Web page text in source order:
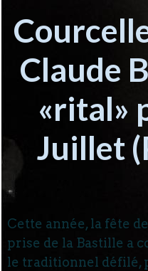
Claude
«rital»
Juillet
Cette année, la fête
prise de la Bastille a
le traditionnel défilé,